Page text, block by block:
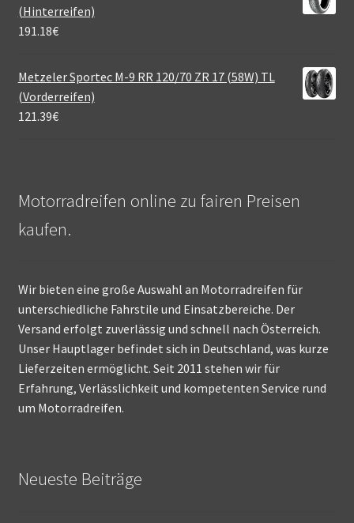
(Hinterreifen)
191.18€
Metzeler Sportec M-9 RR 120/70 ZR 17 (58W) TL
(Vorderreifen)
121.39€
Motorradreifen online zu fairen Preisen
kaufen.
Wir bieten eine große Auswahl an Motorradreifen für
unterschiedliche Fahrstile und Einsatzbereiche. Der
Versand erfolgt zuverlässig und schnell nach Österreich.
Unser Hauptlager befindet sich in Deutschland, was kurze
Lieferzeiten ermöglicht. Seit 2011 stehen wir für
Erfahrung, Verlässlichkeit und kompetenten Service rund
um Motorradreifen.
Neueste Beiträge